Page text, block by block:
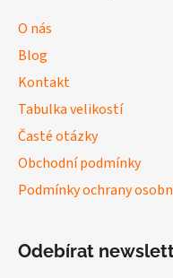
O nás
Blog
Kontakt
Tabulka velikostí
Časté otázky
Obchodní podmínky
Podmínky ochrany
Odebírat